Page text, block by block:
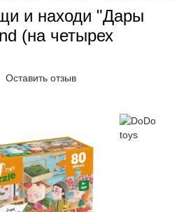
и находи "Дары
(на четырех
Оставить отзыв